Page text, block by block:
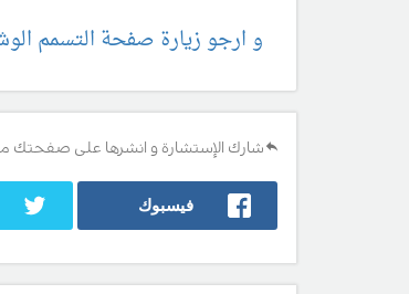
و ارجو زيارة صفحة التسمم
شارك الإستشارة و انشرها على صفحتك
فيسبوك